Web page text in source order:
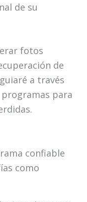
de su
fotos
de
a través
para
confiable
como